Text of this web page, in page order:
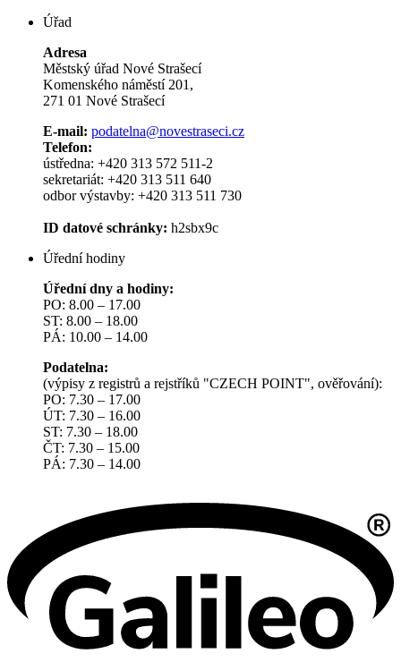
Úřad
Adresa
Městský úřad Nové Strašecí
Komenského náměstí 201,
271 01 Nové Strašecí
E-mail: podatelna@novestraseci.cz
Telefon:
ústředna: +420 313 572 511-2
sekretariát: +420 313 511 640
odbor výstavby: +420 313 511 730
ID datové schránky: h2sbx9c
Úřední hodiny
Úřední dny a hodiny:
PO: 8.00 – 17.00
ST: 8.00 – 18.00
PÁ: 10.00 – 14.00
Podatelna:
(výpisy z registrů a rejstříků "CZECH POINT", ověřování):
PO: 7.30 – 17.00
ÚT: 7.30 – 16.00
ST: 7.30 – 18.00
ČT: 7.30 – 15.00
PÁ: 7.30 – 14.00